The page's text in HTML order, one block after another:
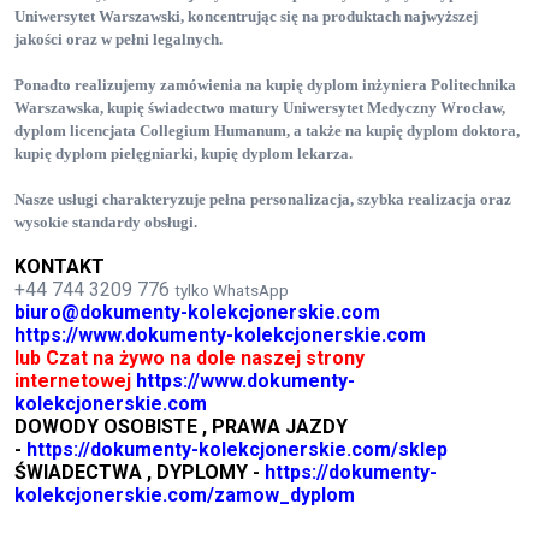
Uniwersytet Warszawski, koncentrując się na produktach najwyższej
jakości oraz w pełni legalnych.
Ponadto realizujemy zamówienia na kupię dyplom inżyniera Politechnika
Warszawska, kupię świadectwo matury Uniwersytet Medyczny Wrocław,
dyplom licencjata Collegium Humanum, a także na kupię dyplom doktora,
kupię dyplom pielęgniarki, kupię dyplom lekarza.
Nasze usługi charakteryzuje pełna personalizacja, szybka realizacja oraz
wysokie standardy obsługi.
KONTAKT
+44 744 3209 776 tylko WhatsApp
biuro@dokumenty-kolekcjonerskie.com
https://www.dokumenty-kolekcjonerskie.com
lub Czat na żywo na dole naszej strony
internetowej https://www.dokumenty-
kolekcjonerskie.com
DOWODY OSOBISTE , PRAWA JAZDY
- https://dokumenty-kolekcjonerskie.com/sklep
ŚWIADECTWA , DYPLOMY - https://dokumenty-
kolekcjonerskie.com/zamow_dyplom